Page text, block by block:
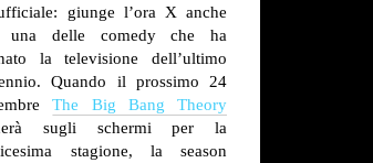
giunge l’ora X anche
una delle comedy che ha
la televisione dell’ultimo
Quando il prossimo 24
The Big Bang Theory
sugli schermi per la
stagione, la season